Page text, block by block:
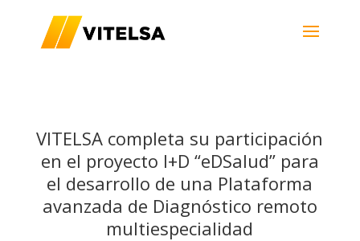
VITELSA completa su participación
en el proyecto I+D “eDSalud” para
el desarrollo de una Plataforma
avanzada de Diagnóstico remoto
multiespecialidad